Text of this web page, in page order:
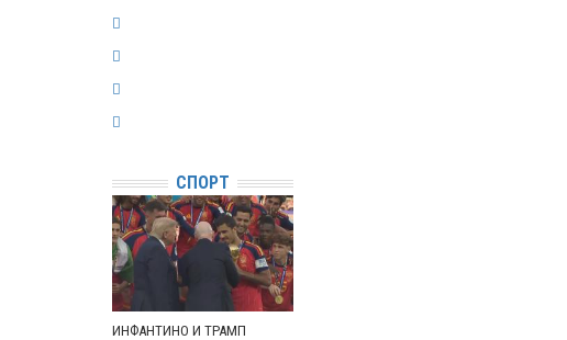
СПОРТ
ИНФАНТИНО И ТРАМП